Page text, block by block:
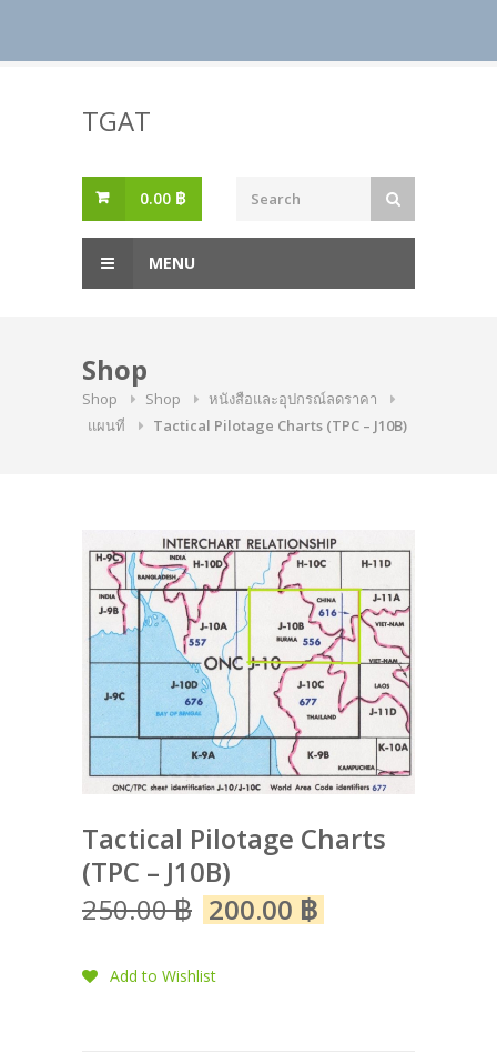
TGAT
0.00 ฿
MENU
Shop
Shop Shop
หนังสือและอุปกรณ์ลดราคา
แผนที่
Tactical Pilotage Charts (TPC – J10B)
Tactical Pilotage Charts
(TPC – J10B)
250.00฿ 200.00 ฿
Add to Wishlist